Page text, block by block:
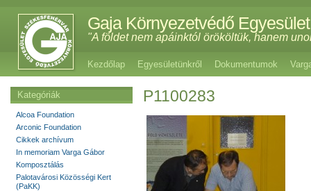
Gaja Környezetvédő Egyesület
"A földet nem apáinktól örököltük, hanem
Kezdőlap Egyesületünkről Dokumentumok
P1100283
Kategóriák
Alcoa Foundation
Arconic Foundation
Cikkek archívum
In memoriam Varga Gábor
Komposztálás
Palotavárosi Közösségi Kert
(PaKK)